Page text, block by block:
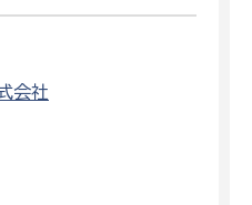
会社